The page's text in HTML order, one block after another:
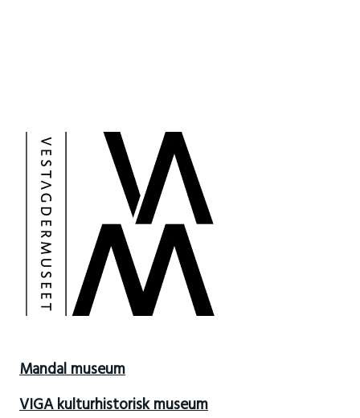
Mandal museum
VIGA kulturhistorisk museum